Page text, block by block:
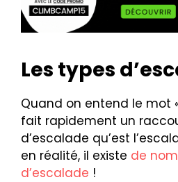
Les types
Quand on entend le mot
fait rapidement un
d’escalade qu’est
en réalité, il existe de
d’escalade !